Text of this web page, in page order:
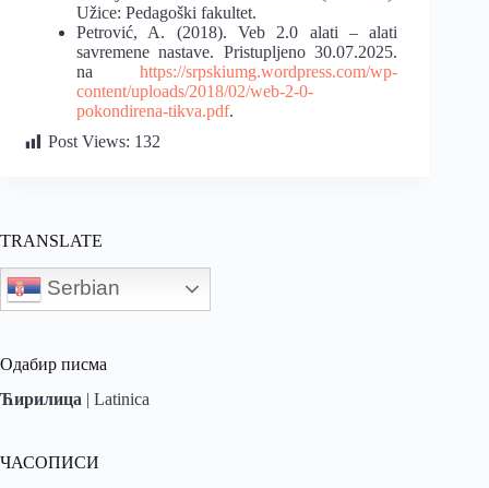
Užice: Pedagoški fakultet.
Petrović, A. (2018). Veb 2.0 alati – alati
savremene nastave. Pristupljeno 30.07.2025.
nahttps://srpskiumg.wordpress.com/wp-
content/uploads/2018/02/web-2-0-
pokondirena-tikva.pdf.
Post Views: 132
TRANSLATE
Serbian
Одабир писма
Ћирилица | Latinica
ЧАСОПИСИ